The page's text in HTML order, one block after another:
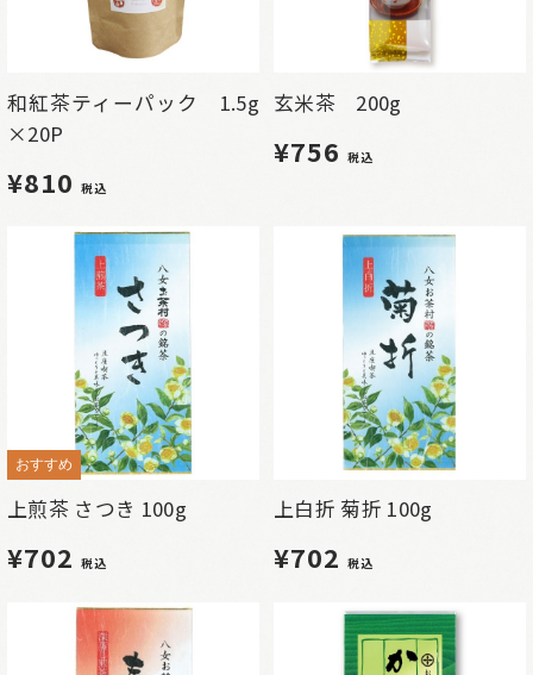
和紅茶ティーパック 1.5g
×20P
¥810税込
玄米茶 200g
¥756税込
おすすめ
上煎茶 さつき 100g
¥702税込
上白折 菊折 100g
¥702税込